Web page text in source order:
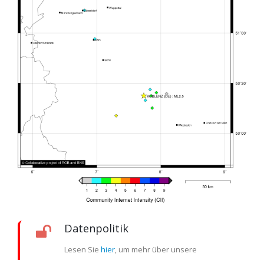
Datenpolitik
Lesen Sie hier, um mehr über unsere